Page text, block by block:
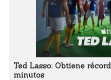
Ted Lasso: Obtiene
minutos